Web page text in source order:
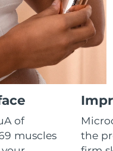
of
muscles
the
removal
Prep Gel
serum
therapy
護理
lips
device
.
預計送達日期8/14/26
預計送達日期8/10/26
預計送達日期
預計送達日期 8/10/26